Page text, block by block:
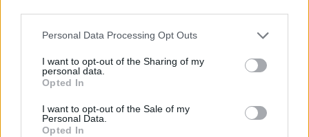
Personal Data Processing Opt Outs
I want to opt-out of the Sharing of my
personal data.
Opted In
I want to opt-out of the Sale of my
Personal Data.
Opted In